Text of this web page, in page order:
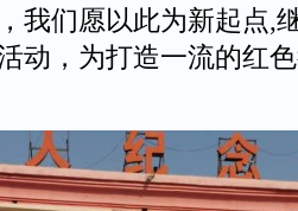
我们愿以此为新起点,
动，为打造一流的红